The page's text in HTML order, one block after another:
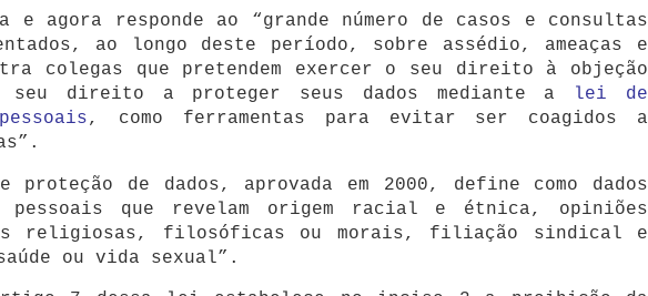
e agora responde ao “grande número de casos e consultas
ao longo deste período, sobre assédio, ameaças e
colegas que pretendem exercer o seu direito à objeção
seu direito a proteger seus dados mediante a lei de
, como ferramentas para evitar ser coagidos a
de dados, aprovada em 2000, define como dados
pessoais que revelam origem racial e étnica, opiniões
religiosas, filosóficas ou morais, filiação sindical e
ou vida sexual”.